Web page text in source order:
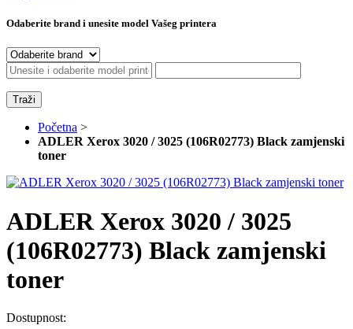
Odaberite brand i unesite model Vašeg printera
Traži
Početna >
ADLER Xerox 3020 / 3025 (106R02773) Black zamjenski
toner
ADLER Xerox 3020 / 3025
(106R02773) Black zamjenski
toner
Dostupnost: